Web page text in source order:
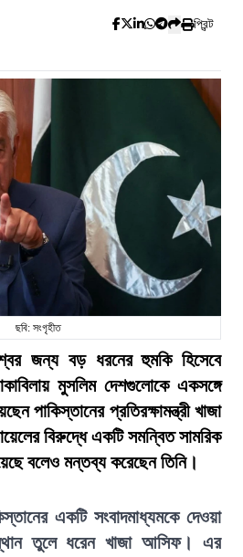
প্রিন্ট
ছবি: সংগৃহীত
জন্য বড় ধরনের হুমকি হিসেবে
মুসলিম দেশগুলোকে একসঙ্গে
পাকিস্তানের প্রতিরক্ষামন্ত্রী খাজা
বিরুদ্ধে একটি সমন্বিত সামরিক
বলেও মন্তব্য করেছেন তিনি।
একটি সংবাদমাধ্যমকে দেওয়া
তুলে ধরেন খাজা আসিফ। এর